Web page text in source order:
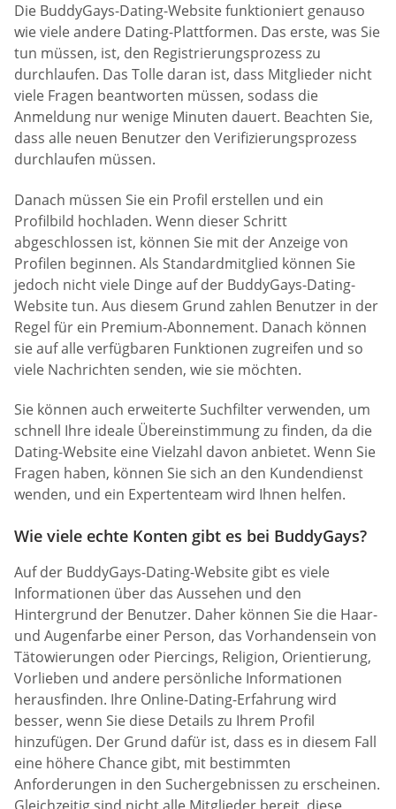
Die BuddyGays-Dating-Website funktioniert genauso
wie viele andere Dating-Plattformen. Das erste, was Sie
tun müssen, ist, den Registrierungsprozess zu
durchlaufen. Das Tolle daran ist, dass Mitglieder nicht
viele Fragen beantworten müssen, sodass die
Anmeldung nur wenige Minuten dauert. Beachten Sie,
dass alle neuen Benutzer den Verifizierungsprozess
durchlaufen müssen.
Danach müssen Sie ein Profil erstellen und ein
Profilbild hochladen. Wenn dieser Schritt
abgeschlossen ist, können Sie mit der Anzeige von
Profilen beginnen. Als Standardmitglied können Sie
jedoch nicht viele Dinge auf der BuddyGays-Dating-
Website tun. Aus diesem Grund zahlen Benutzer in der
Regel für ein Premium-Abonnement. Danach können
sie auf alle verfügbaren Funktionen zugreifen und so
viele Nachrichten senden, wie sie möchten.
Sie können auch erweiterte Suchfilter verwenden, um
schnell Ihre ideale Übereinstimmung zu finden, da die
Dating-Website eine Vielzahl davon anbietet. Wenn Sie
Fragen haben, können Sie sich an den Kundendienst
wenden, und ein Expertenteam wird Ihnen helfen.
Wie viele echte Konten gibt es bei BuddyGays?
Auf der BuddyGays-Dating-Website gibt es viele
Informationen über das Aussehen und den
Hintergrund der Benutzer. Daher können Sie die Haar-
und Augenfarbe einer Person, das Vorhandensein von
Tätowierungen oder Piercings, Religion, Orientierung,
Vorlieben und andere persönliche Informationen
herausfinden. Ihre Online-Dating-Erfahrung wird
besser, wenn Sie diese Details zu Ihrem Profil
hinzufügen. Der Grund dafür ist, dass es in diesem Fall
eine höhere Chance gibt, mit bestimmten
Anforderungen in den Suchergebnissen zu erscheinen.